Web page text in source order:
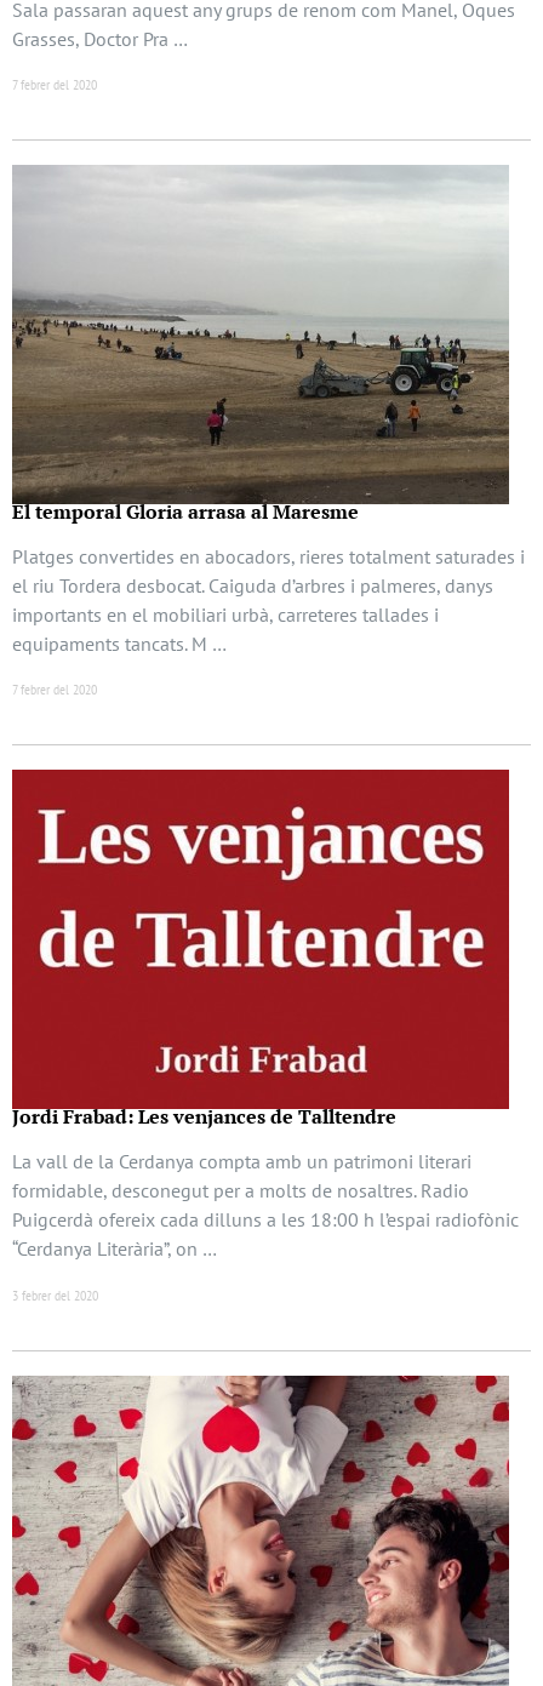
Sala passaran aquest any grups de renom com Manel, Oques
Grasses, Doctor Pra …
7 febrer del 2020
El temporal Gloria arrasa al Maresme
Platges convertides en abocadors, rieres totalment saturades i
el riu Tordera desbocat. Caiguda d’arbres i palmeres, danys
importants en el mobiliari urbà, carreteres tallades i
equipaments tancats. M …
7 febrer del 2020
Jordi Frabad: Les venjances de Talltendre
La vall de la Cerdanya compta amb un patrimoni literari
formidable, desconegut per a molts de nosaltres. Radio
Puigcerdà ofereix cada dilluns a les 18:00 h l’espai radiofònic
“Cerdanya Literària”, on …
3 febrer del 2020